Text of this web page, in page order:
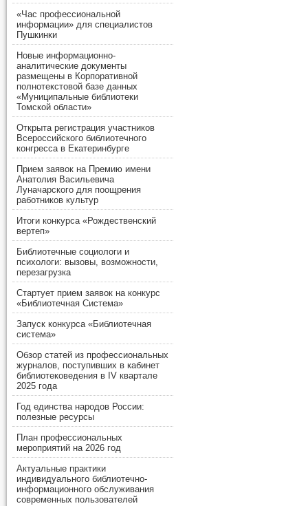
«Час профессиональной
информации» для специалистов
Пушкинки
Новые информационно-
аналитические документы
размещены в Корпоративной
полнотекстовой базе данных
«Муниципальные библиотеки
Томской области»
Открыта регистрация участников
Всероссийского библиотечного
конгресса в Екатеринбурге
Прием заявок на Премию имени
Анатолия Васильевича
Луначарского для поощрения
работников культур
Итоги конкурса «Рождественский
вертеп»
Библиотечные социологи и
психологи: вызовы, возможности,
перезагрузка
Стартует прием заявок на конкурс
«Библиотечная Система»
Запуск конкурса «Библиотечная
система»
Обзор статей из профессиональных
журналов, поступивших в кабинет
библиотековедения в IV квартале
2025 года
Год единства народов России:
полезные ресурсы
План профессиональных
мероприятий на 2026 год
Актуальные практики
индивидуального библиотечно-
информационного обслуживания
современных пользователей